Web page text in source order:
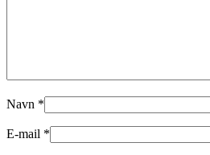
Navn *
E-mail *